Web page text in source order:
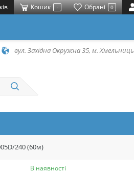
Кошик - Обрані 0
вул. Західна Окружна 35, м.
240 (60м)
В наявності